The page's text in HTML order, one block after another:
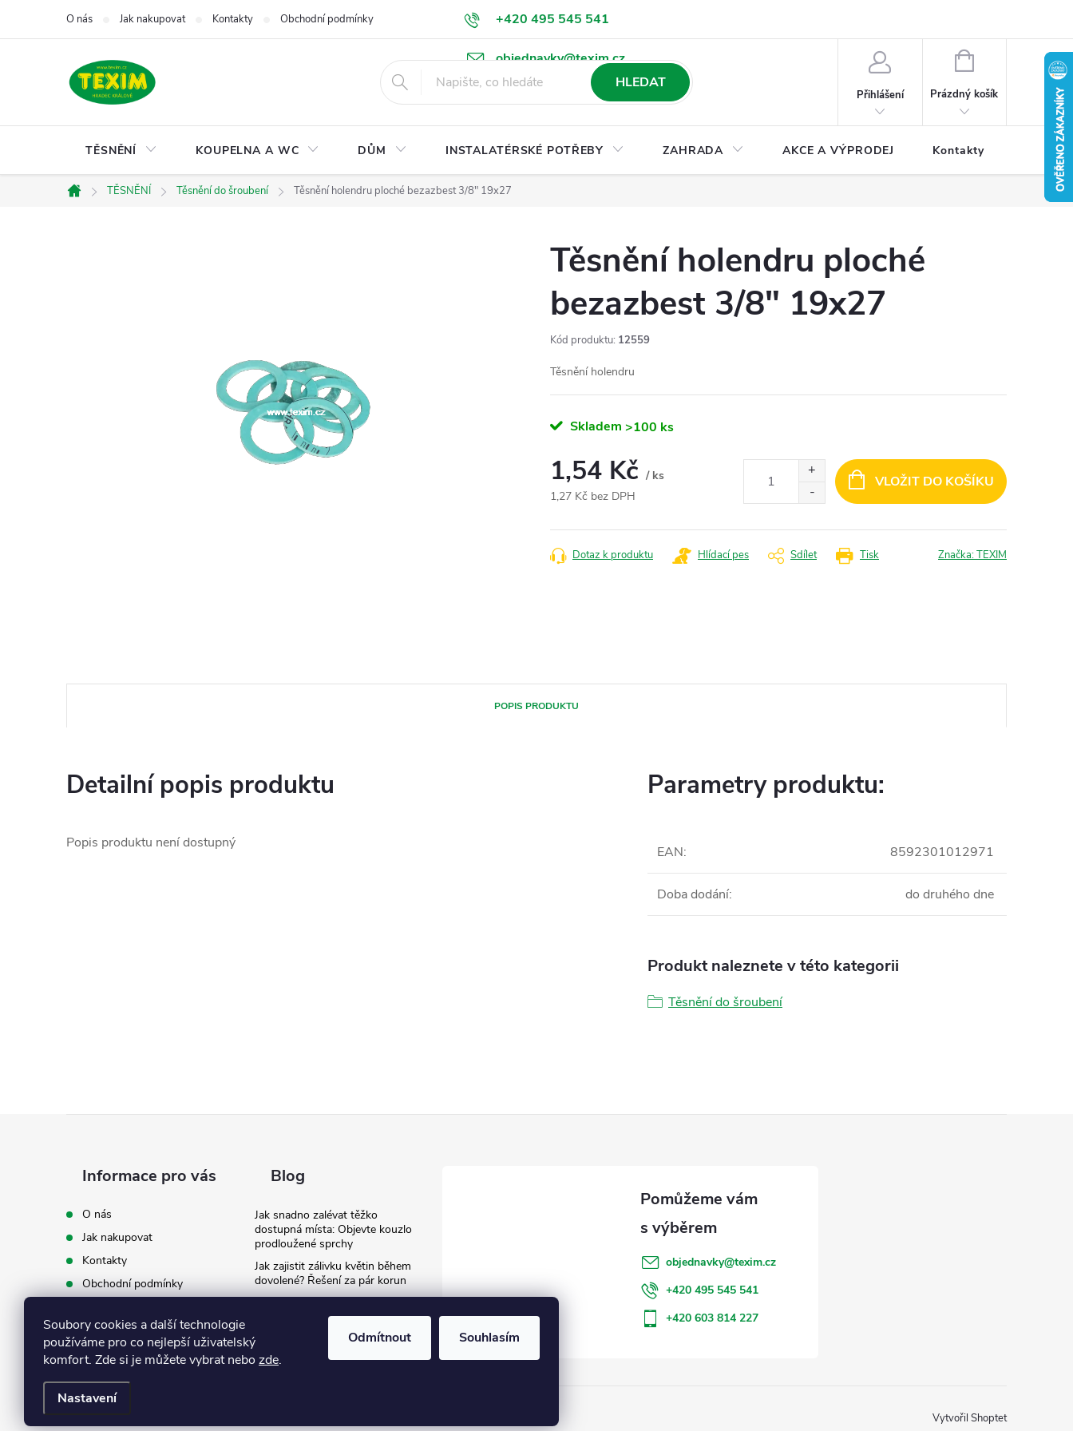
Soubory cookies a další technologie
používáme pro co nejlepší uživatelský
komfort. Zde si je můžete vybrat nebo zde.
Nastavení
Odmítnout Souhlasím
+420 495 545 541
objednavky@texim.cz
O nás Jak nakupovat Kontakty Obchodní podmínky Podmínky ochrany osobních údajů Ke stažení
HLEDAT
Přihlášení
NÁKUPNÍ
Prázdný košík
TĚSNĚNÍ KOUPELNA A WC DŮM INSTALATÉRSKÉ POTŘEBY ZAHRADA AKCE A VÝPRODEJ Kontakty
Domů
TĚSNĚNÍ Těsnění do šroubení Těsnění holendru ploché bezazbest 3/8" 19x27
Těsnění holendru ploché
bezazbest 3/8" 19x27
Kód produktu: 12559
Těsnění holendru
Skladem >100 ks
1,54 Kč / ks
1,27 Kč bez DPH
cena:
VLOŽIT DO KOŠÍKU
Tisk
Dotaz k produktu Hlídací pes Sdílet Značka:TEXIM
POPIS PRODUKTU
Detailní popis produktu
Popis produktu není dostupný
Parametry produktu:
EAN: 8592301012971
Doba dodání: do druhého dne
Produkt naleznete v této kategorii
Těsnění do šroubení
Informace pro vás
O nás
Jak nakupovat
Kontakty
Obchodní podmínky
údajů
Ke stažení
Blog
Jak snadno zalévat těžko
dostupná místa: Objevte kouzlo
prodloužené sprchy
Jak zajistit zálivku květin během
dovolené? Řešení za pár korun
záda při zalévání
objednavky@texim.cz
+420 495 545 541
+420 603 814 227
Vytvořil Shoptet